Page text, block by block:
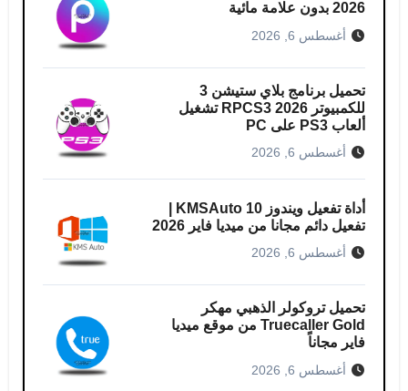
2026 بدون علامة مائية
أغسطس 6, 2026
تحميل برنامج بلاي ستيشن 3
للكمبيوتر RPCS3 2026 تشغيل
ألعاب PS3 على PC
أغسطس 6, 2026
تفعيل دائم مجانا من ميديا فاير 2026
أغسطس 6, 2026
تحميل تروكولر الذهبي مهكر
Truecaller Gold من موقع ميديا
فاير مجاناً
أغسطس 6, 2026